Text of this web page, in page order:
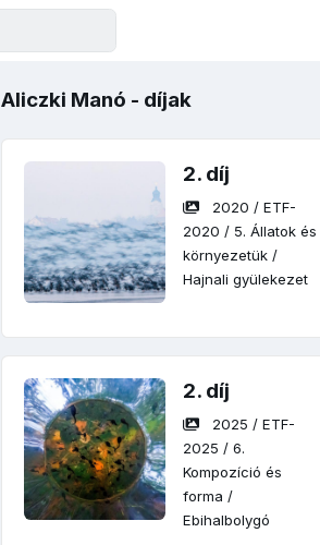
Aliczki Manó - díjak
2. díj
2020 / ETF-
2020 / 5. Állatok és
környezetük/
Hajnali gyülekezet
2. díj
2025 / ETF-
2025 / 6.
Kompozíció és
forma /
Ebihalbolygó